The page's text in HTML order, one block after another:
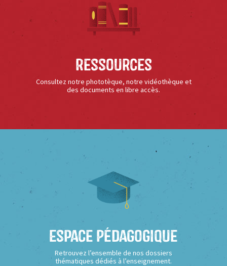
Ressources
Consultez notre phototèque, notre vidéothèque et
des documents en libre accès.
Espace Pédagogique
Retrouvez l’ensemble de nos dossiers
thématiques dédiés à l’enseignement.